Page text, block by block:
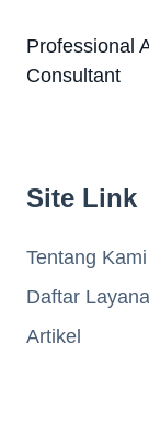
Professional
Consultant
Site Link
Tentang Kami
Daftar
Artikel